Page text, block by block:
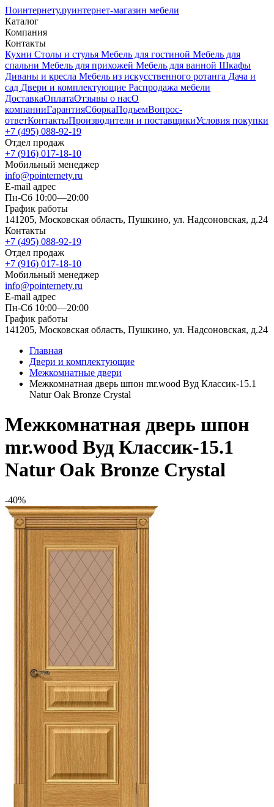
Поинтернету.руинтернет-магазин мебели
Каталог
Компания
Контакты
Кухни Столы и стулья Мебель для гостиной Мебель для
спальни Мебель для прихожей Мебель для ванной Шкафы
Диваны и кресла Мебель из искусственного ротанга Дача и
сад Двери и комплектующие Распродажа мебели
ДоставкаОплатаОтзывы о насО
компанииГарантияСборкаПодъемВопрос-
ответКонтактыПроизводители и поставщикиУсловия покупки
+7 (495) 088-92-19
Отдел продаж
+7 (916) 017-18-10
Мобильный менеджер
info@pointernety.ru
E-mail адрес
Пн-Сб 10:00—20:00
График работы
141205, Московская область, Пушкино, ул. Надсоновская, д.24
Контакты
+7 (495) 088-92-19
Отдел продаж
+7 (916) 017-18-10
Мобильный менеджер
info@pointernety.ru
E-mail адрес
Пн-Сб 10:00—20:00
График работы
141205, Московская область, Пушкино, ул. Надсоновская, д.24
Главная
Двери и комплектующие
Межкомнатные двери
Межкомнатная дверь шпон mr.wood Вуд Классик-15.1
Natur Oak Bronze Сrystal
Межкомнатная дверь шпон
mr.wood Вуд Классик-15.1
Natur Oak Bronze Сrystal
-40%